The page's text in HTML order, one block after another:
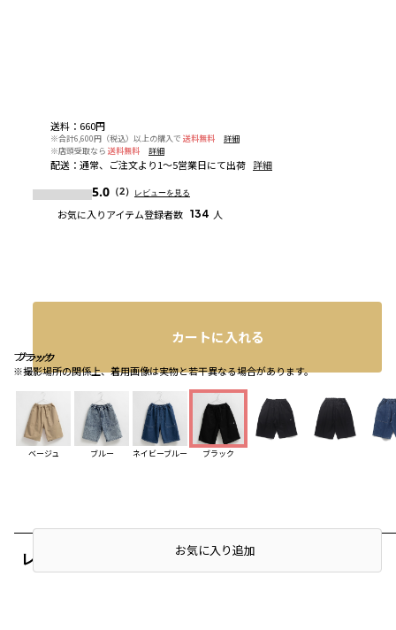
ブラック
※撮影場所の関係上、着用画像は実物と若干異なる場合があります。
ブラック
ブラック
ベージュ ブルー ネイビーブルー ブラック
レビュー
送料 ： 660円
※合計6,600円（税込）以上の購入で 送料無料
詳細
※店頭受取なら 送料無料 詳細
配送 ：通常、ご注文より1～5営業日にて出荷 詳細
5.0 （2） レビューを見る
お気に入りアイテム登録者数 134 人
カートに入れる
店頭在庫を確認するお気に入り追加